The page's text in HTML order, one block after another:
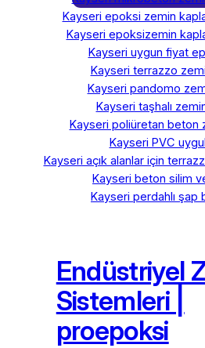
Kayseri epoksi zemin
Kayseri epoksizemin
Kayseri uygun fiyat
Kayseri terrazzo
Kayseri pandomo
Kayseri taşhalı
Kayseri poliüretan beton
Kayseri PVC
Kayseri açık alanlar için
Kayseri beton silim
Kayseri perdahlı şap
Endüstriyel
Sistemleri |
proepoksi